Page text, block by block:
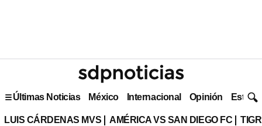
Últimas Noticias México Internacional Opinión Estilo
LUIS CÁRDENAS MVS AMÉRICA VS SAN DIEGO FC